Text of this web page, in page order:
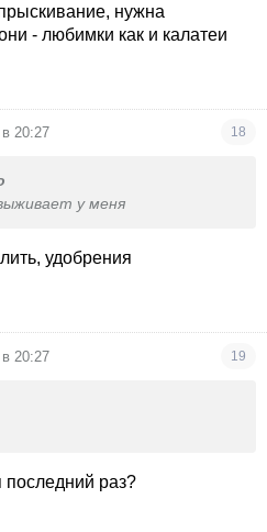
нужна
- любимки как и калатеи
20:27 18
у меня
удобрения
20:27 19
последний раз?